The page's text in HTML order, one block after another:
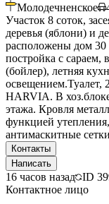
Молодечненское
Участок 8 соток,
деревья (яблони) и
расположены дом 30
постройка с сараем,
(бойлер), летняя
HARVIA. В
этажа. Кровля
функцией
антимаскитные сетки
Контакты
Написать
16 часов назад ID
Контактное лицо